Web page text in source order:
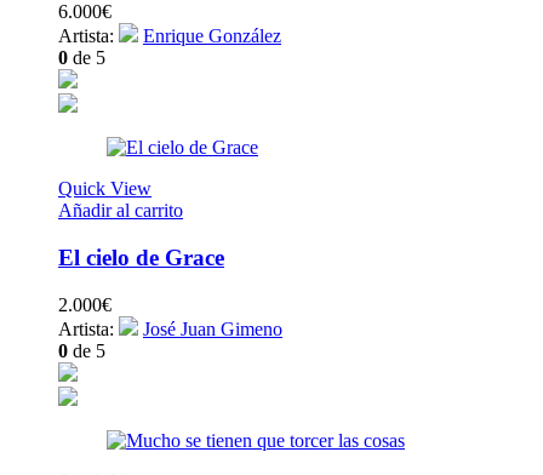
6.000€
Artista:
Enrique González
0 de 5
Quick View
Añadir al carrito
El cielo de Grace
2.000€
Artista:
José Juan Gimeno
0 de 5